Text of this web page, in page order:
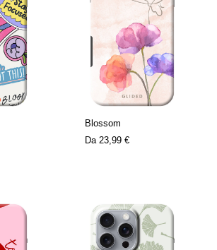
Blossom
Da 23,99 €